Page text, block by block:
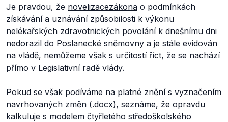
Je pravdou, že novelizacezákona o podmínkách
získávání a uznávání způsobilosti k výkonu
nelékařských zdravotnických povolání k dnešnímu dni
nedorazil do Poslanecké sněmovny a je stále evidován
na vládě, nemůžeme však s určitostí říct, že se nachází
přímo v Legislativní radě vlády.
Pokud se však podíváme na platné zněnís vyznačením
navrhovaných změn (.docx), seznáme, že opravdu
kalkuluje s modelem čtyřletého středoškolského